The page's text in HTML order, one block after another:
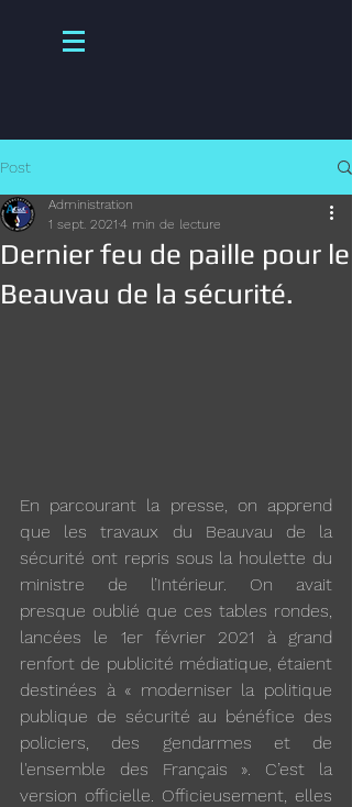
Post
Dernier feu de paille pour le
Beauvau de la sécurité.
Administration
1 sept. 2021 4 min de lecture
En parcourant la presse, on apprend
que les travaux du Beauvau de la
sécurité ont repris sous la houlette du
ministre de l’Intérieur. On avait
presque oublié que ces tables rondes,
lancées le 1er février 2021 à grand
renfort de publicité médiatique, étaient
destinées à « moderniser la politique
publique de sécurité au bénéfice des
policiers, des gendarmes et de
l'ensemble des Français ». C’est la
version officielle. Officieusement, elles